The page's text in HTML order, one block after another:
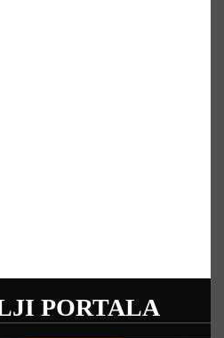
PORTALA